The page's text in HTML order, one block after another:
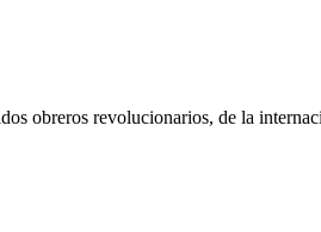
obreros revolucionarios, de la